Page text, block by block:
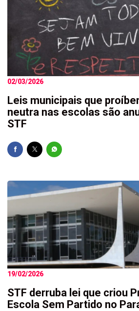
02/03/2026
Leis municipais que
neutra nas escolas são
STF
19/02/2026
STF derruba lei que criou
Escola Sem Partido no